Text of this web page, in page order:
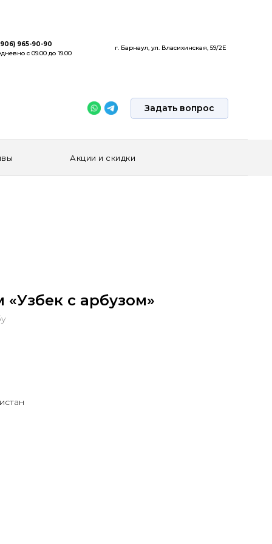
965-90-90
с 09.00 до 19.00
г. Барнаул, ул. Власихинская, 59/2Е
Задать вопрос
Акции и скидки
с арбузом»